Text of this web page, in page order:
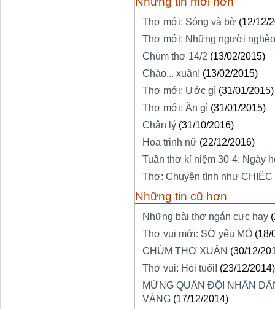
Thơ mới: Sóng và bờ (12/12/
Thơ mới: Những người nghèo
Chùm thơ 14/2 (13/02/2015)
Chào... xuân! (13/02/2015)
Thơ mới: Ước gì (31/01/2015)
Thơ mới: Ăn gì (31/01/2015)
Chân lý (31/10/2016)
Hoa trinh nữ (22/12/2016)
Tuần thơ kỉ niệm 30-4: Ngày
Thơ: Chuyện tình như CHIẾC
Những tin cũ hơn
Những bài thơ ngắn cực hay
Thơ vui mới: SỜ yêu MÓ (18/
CHÙM THƠ XUÂN (30/12/
Thơ vui: Hỏi tuổi! (23/12/2014)
MỪNG QUÂN ĐỘI NHÂN
VÀNG (17/12/2014)